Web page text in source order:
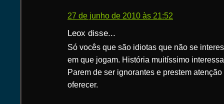
27 de junho de 2010 às 21:52
Leox disse...
Só vocês que são idiotas que não se
em que jogam. História muitíssimo
Parem de ser ignorantes e prestem
oferecer.